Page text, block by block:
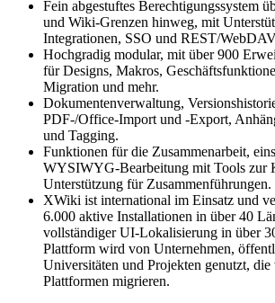
Fein abgestuftes Berechtigungssystem
und Wiki-Grenzen hinweg, mit
Integrationen, SSO und REST/
Hochgradig modular, mit über 900
für Designs, Makros,
Migration und mehr.
Dokumentenverwaltung,
PDF-/Office-Import und -Export,
und Tagging.
Funktionen für die Zusammenarbeit,
WYSIWYG-Bearbeitung mit Tools zur
Unterstützung für Zusammenführungen.
XWiki ist international im Einsatz und
6.000 aktive Installationen in über 40
vollständiger UI-Lokalisierung in über
Plattform wird von Unternehmen,
Universitäten und Projekten genutzt, die
Plattformen migrieren.